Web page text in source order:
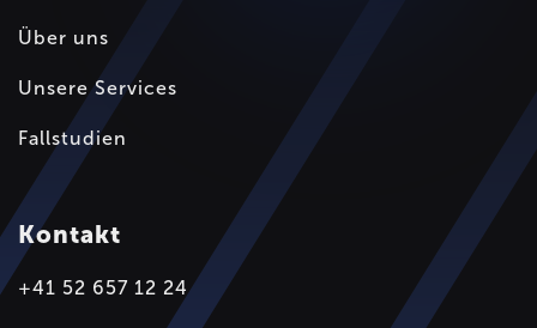
Über uns
Unsere Services
Fallstudien
Kontakt
+41 52 657 12 24